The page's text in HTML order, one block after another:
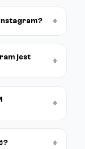
+
jest
+
+
+